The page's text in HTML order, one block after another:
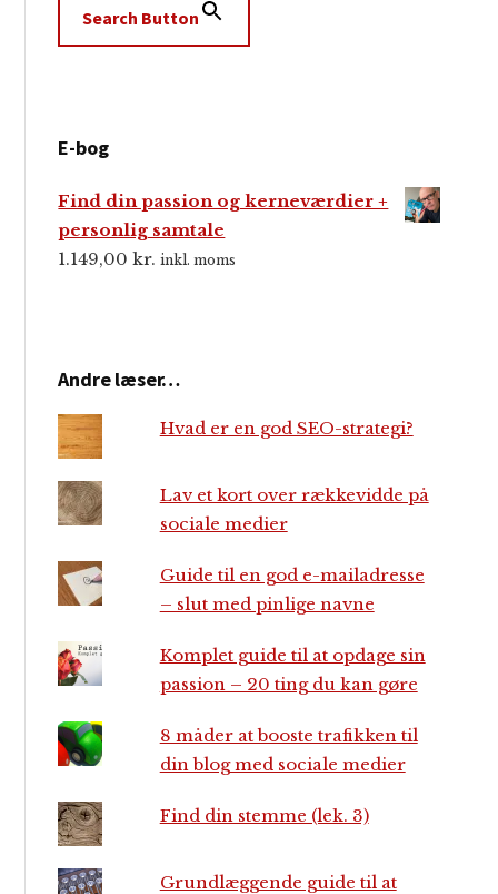
Search Button
E-bog
Find din passion og kerneværdier +
personlig samtale
1.149,00kr. inkl. moms
Andre læser…
Hvad er en god SEO-strategi?
Lav et kort over rækkevidde på
sociale medier
Guide til en god e-mailadresse
– slut med pinlige navne
Komplet guide til at opdage sin
passion – 20 ting du kan gøre
8 måder at booste trafikken til
din blog med sociale medier
Find din stemme (lek. 3)
Grundlæggende guide til at